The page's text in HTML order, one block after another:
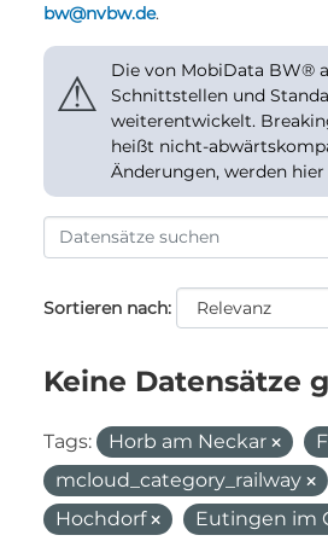
bw@nvbw.de.
⚠
Die von MobiData BW®
Schnittstellen und
weiterentwickelt.
heißt nicht-
Änderungen, werden
Sortieren nach
Keine Datensätze
Tags: Horb am Neckar
mcloud_category_railway
Hochdorf
Eutingen im